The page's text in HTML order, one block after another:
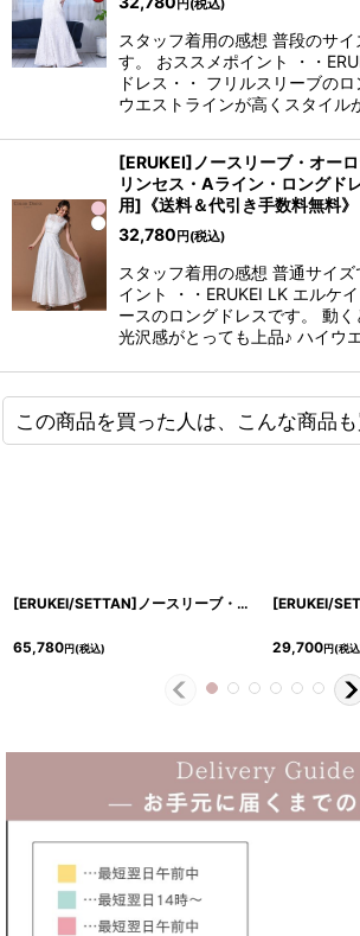
円 (税込)
スタッフ着用の感想 普段のサ
す。 おススメポイント ・・
ドレス・・ フリルスリーブのロ
ウエストラインが高くスタイル
[ERUKEI]ノースリーブ・オー
リンセス・Aライン・ロングド
用]《送料＆代引き手数料無料》
32,780 円 (税込)
スタッフ着用の感想 普通サイ
イント ・・ERUKEI LK エルケ
ースのロングドレスです。 動
光沢感がとっても上品♪ ハイウ
この商品を買った人は、こんな商品
[ERUKEI/SETTAN]ノースリーブ・Vネック・パール・ビーズ・スパンコール・刺?・チュールレース・タイト・マーメイド・ロングドレス[送料無料]
65,780円(税込) 29,700円(税